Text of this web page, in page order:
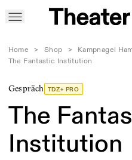
Home > Shop > Kampnagel
The Fantastic Institution
Gespräch TDZ+ PRO
The
Institution